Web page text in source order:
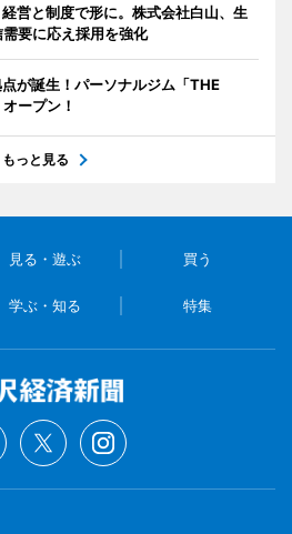
経営と制度で形に。株式会社白山、生
要に応え採用を強化
が誕生！パーソナルジム「THE
ープン！
もっと見る
見る・遊ぶ 買う
学ぶ・知る 特集